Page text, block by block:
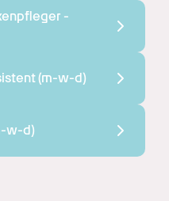
-
(m-w-d)
w-d)